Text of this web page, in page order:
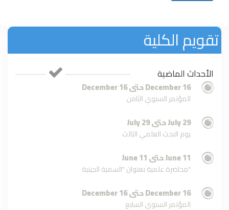
تنظيم ورشة عمل بعنوان: الباحث
الباحث المحترف في العصر الرقمي ..
ورشة عمل
ورشة عمل حول: الذكاء الاصطناعي
إعلان عن محاضرة علمية حول النشر
في المجلات العلمية المحكمة
تقويم الكلية
الأحداث الماضية
16 December حتى 16 December
المؤتمر السنوي الثامن
29 July حتى 29 July
يوم البحث العلمي الثالث
11 June حتى 11 June
محاضرة علمية بعنوان "السمية الجينية"
16 December حتى 16 December
المؤتمر السنوي السابع